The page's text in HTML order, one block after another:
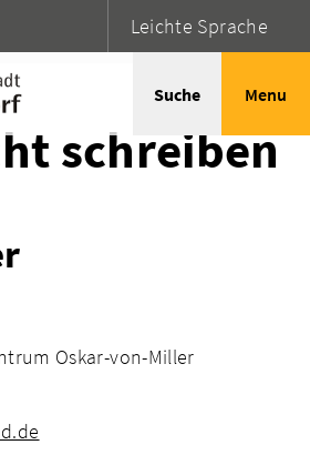
Leichte Sprache
Suche Menu
schreiben
Oskar-von-Miller